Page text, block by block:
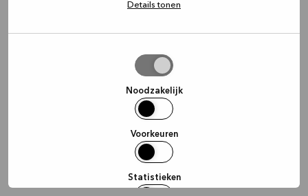
Details tonen
Noodzakelijk
Voorkeuren
Statistieken